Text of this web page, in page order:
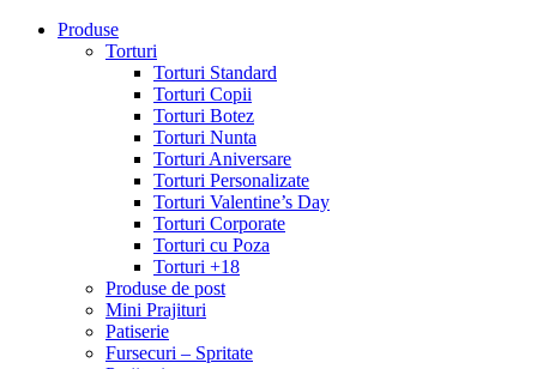
Produse
Torturi
Torturi Standard
Torturi Copii
Torturi Botez
Torturi Nunta
Torturi Aniversare
Torturi Personalizate
Torturi Valentine’s Day
Torturi Corporate
Torturi cu Poza
Torturi +18
Produse de post
Mini Prajituri
Patiserie
Fursecuri – Spritate